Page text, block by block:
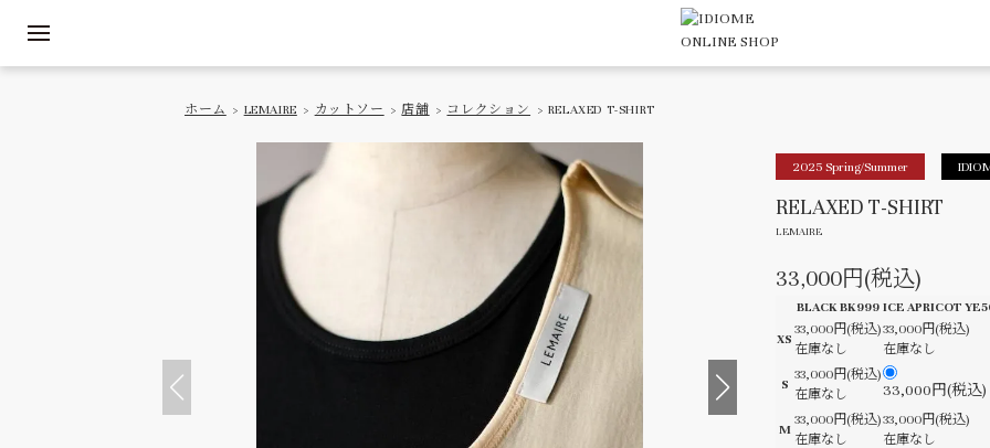
ホーム > LEMAIRE > カットソー > 店舗 > コレクション > RELAXED T-SHIRT
2025 Spring/Summer
RELAXED T-SHIRT
LEMAIRE
33,000円(税込)
BLACK BK999 ICE APRICOT
XS
33,000円(税込)
在庫なし
33,000円(税込)
在庫なし
S
33,000円(税込)
在庫なし
33,000円(税込)
M
33,000円(税込)
在庫なし
33,000円(税込)
在庫なし